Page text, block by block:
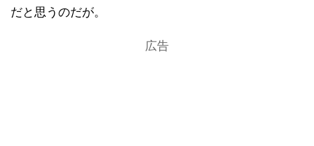
だと思うのだが。
広告